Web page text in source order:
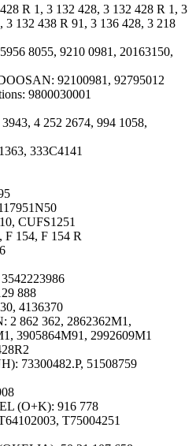
R 1, 3 132 428, 3 132 428 R 1, 3
3 132 438 R 91, 3 136 428, 3 218
8055, 9210 0981, 20163150,
92100981, 92795012
9800030001
4 252 2674, 994 1058,
333C4141
CUFS1251
154, F 154 R
888
4136370
2 862 362, 2862362M1,
3905864M91, 2992609M1
73300482.P, 51508759
(O+K): 916 778
T75004251